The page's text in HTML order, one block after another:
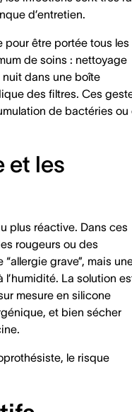
d’entretien.
être portée tous les
de soins : nettoyage
dans une boîte
des filtres. Ces
de bactéries ou
et les
plus réactive. Dans ces
rougeurs ou des
grave”, mais
La solution
mesure en silicone
et bien sécher
le risque